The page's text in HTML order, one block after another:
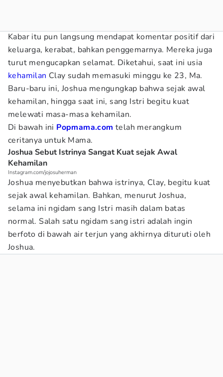
Kabar itu pun langsung mendapat komentar positif dari
keluarga, kerabat, bahkan penggemarnya. Mereka juga
turut mengucapkan selamat. Diketahui, saat ini usia
kehamilan Clay sudah memasuki minggu ke 23, Ma.
Baru-baru ini, Joshua mengungkap bahwa sejak awal
kehamilan, hingga saat ini, sang Istri begitu kuat
melewati masa-masa kehamilan.
Di bawah ini Popmama.com telah merangkum
ceritanya untuk Mama.
Joshua Sebut Istrinya Sangat Kuat sejak Awal
Kehamilan
Instagram.com/jojosuherman
Joshua menyebutkan bahwa istrinya, Clay, begitu kuat
sejak awal kehamilan. Bahkan, menurut Joshua,
selama ini ngidam sang Istri masih dalam batas
normal. Salah satu ngidam sang istri adalah ingin
berfoto di bawah air terjun yang akhirnya dituruti oleh
Joshua.